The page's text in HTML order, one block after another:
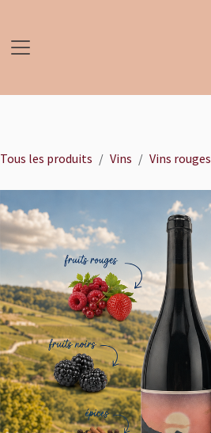
Tous les produits Vins Vins rouges